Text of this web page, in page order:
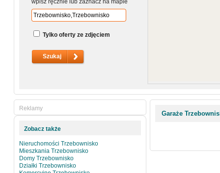
wpisz ręcznie lub zaznacz na mapie
Tylko oferty ze zdjęciem
Garaże
Reklamy
Zobacz także
Nieruchomości Trzebownisko
Mieszkania Trzebownisko
Domy Trzebownisko
Działki Trzebownisko